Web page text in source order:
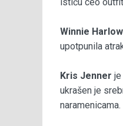
Winnie Harlow
upotpunila
Kris Jenner
ukrašen je
naramenicama.